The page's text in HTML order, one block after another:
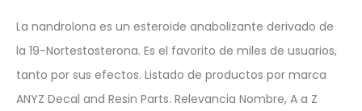
La nandrolona es un esteroide anabolizante derivado de
la 19-Nortestosterona. Es el favorito de miles de usuarios,
tanto por sus efectos. Listado de productos por marca
ANYZ Decal and Resin Parts. Relevancia Nombre, A a Z